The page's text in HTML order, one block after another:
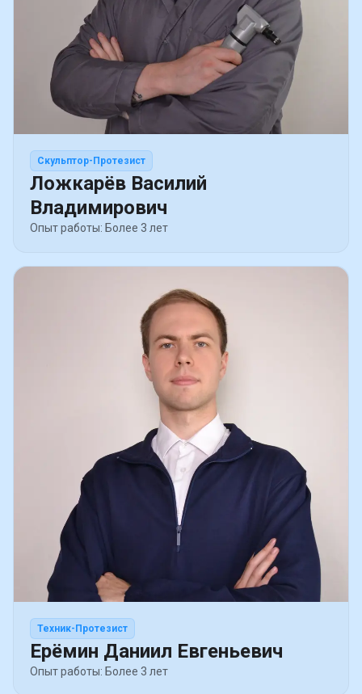
Скульптор-Протезист
Ложкарёв Василий
Владимирович
Опыт работы: Более 3 лет
Техник-Протезист
Ерёмин Даниил Евгеньевич
Опыт работы: Более 3 лет